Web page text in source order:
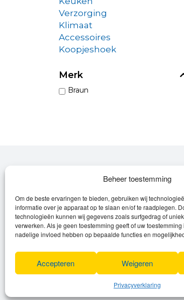
Beheer toestemming
Om de beste ervaringen te bieden, gebruiken wij
informatie over je apparaat op te slaan en/of te raadplegen.
technologieën kunnen wij gegevens zoals surfgedrag of
verwerken. Als je geen toestemming geeft of uw toestemming
nadelige invloed hebben op bepaalde functies en
Accepteren Weigeren
Privacyverklaring
Verzorging
Klimaat
Accessoires
Koopjeshoek
Merk
Braun
Over Leroy
Leroy verzorgt de verkoop, het
en eventuele herstellingen van
(elektrische) fietsen en elektro
Algemene voorwaarden
Cookies